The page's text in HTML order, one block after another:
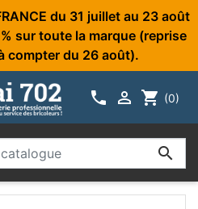
du 31 juillet au 23 août
sur toute la marque (reprise
compter du 26 août).
  shopping_cart (0)
